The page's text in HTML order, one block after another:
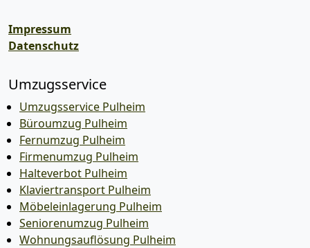
Impressum
Datenschutz
Umzugsservice
Umzugsservice Pulheim
Büroumzug Pulheim
Fernumzug Pulheim
Firmenumzug Pulheim
Halteverbot Pulheim
Klaviertransport Pulheim
Möbeleinlagerung Pulheim
Seniorenumzug Pulheim
Wohnungsauflösung Pulheim